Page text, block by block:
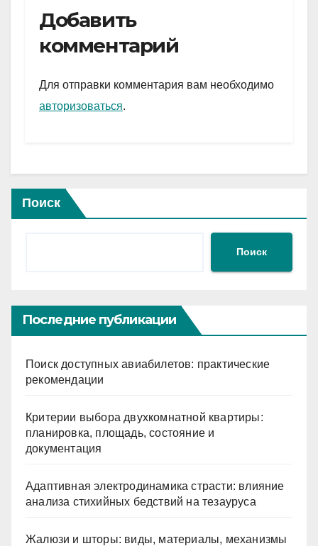
e
gr
a
m
er
s
A
p
и
Добавить
комментарий
Для отправки комментария вам необходимо
авторизоваться.
Поиск
Поиск
Последние публикации
Поиск доступных авиабилетов: практические
рекомендации
Критерии выбора двухкомнатной квартиры:
планировка, площадь, состояние и
документация
Адаптивная электродинамика страсти: влияние
анализа стихийных бедствий на тезауруса
Жалюзи и шторы: виды, материалы, механизмы